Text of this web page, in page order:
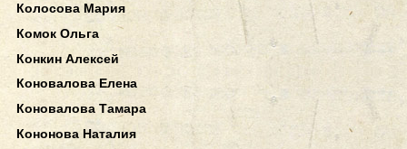
Колосова Мария
Комок Ольга
Конкин Алексей
Коновалова Елена
Коновалова Тамара
Кононова Наталия